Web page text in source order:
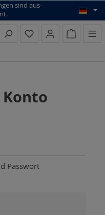
sind aus­
Passwort